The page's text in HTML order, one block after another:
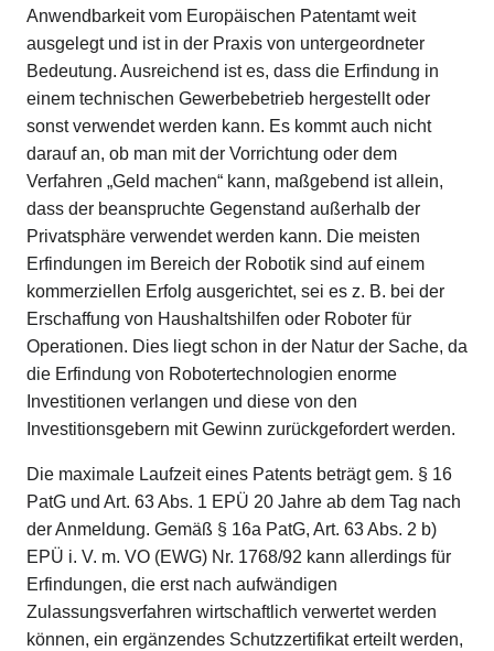
Anwendbarkeit vom Europäischen Patentamt weit
ausgelegt und ist in der Praxis von untergeordneter
Bedeutung. Ausreichend ist es, dass die Erfindung in
einem technischen Gewerbebetrieb hergestellt oder
sonst verwendet werden kann. Es kommt auch nicht
darauf an, ob man mit der Vorrichtung oder dem
Verfahren „Geld machen“ kann, maßgebend ist allein,
dass der beanspruchte Gegenstand außerhalb der
Privatsphäre verwendet werden kann. Die meisten
Erfindungen im Bereich der Robotik sind auf einem
kommerziellen Erfolg ausgerichtet, sei es z. B. bei der
Erschaffung von Haushaltshilfen oder Roboter für
Operationen. Dies liegt schon in der Natur der Sache, da
die Erfindung von Robotertechnologien enorme
Investitionen verlangen und diese von den
Investitionsgebern mit Gewinn zurückgefordert werden.
Die maximale Laufzeit eines Patents beträgt gem. § 16
PatG und Art. 63 Abs. 1 EPÜ 20 Jahre ab dem Tag nach
der Anmeldung. Gemäß § 16a PatG, Art. 63 Abs. 2 b)
EPÜ i. V. m. VO (EWG) Nr. 1768/92 kann allerdings für
Erfindungen, die erst nach aufwändigen
Zulassungsverfahren wirtschaftlich verwertet werden
können, ein ergänzendes Schutzzertifikat erteilt werden,